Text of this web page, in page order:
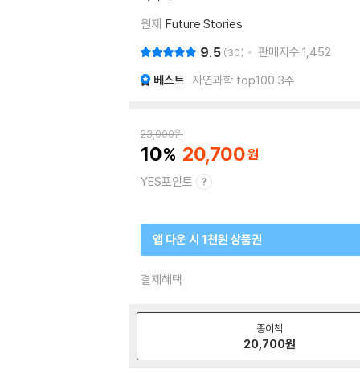
원제 Future Stories
9.5 30 판매지수 1,452
베스트 자연과학 top100 3주
23,000원
10 20,700
YES포인트
앱 다운 시 1천원 상품권
결제혜택
종이책
20,700원